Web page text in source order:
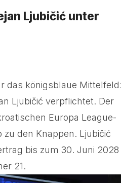
Ljubičić unter
das königsblaue
Ljubičić verpflichtet. Der
Europa League-
zu den Knappen. Ljubičić
bis zum 30. Juni 2028
21.